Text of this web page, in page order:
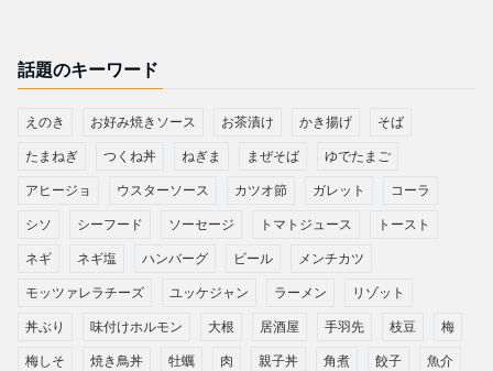
話題のキーワード
えのき お好み焼きソース お茶漬け かき揚げ そば
たまねぎ つくね丼 ねぎま まぜそば ゆでたまご
アヒージョ ウスターソース カツオ節 ガレット コーラ
シソ シーフード ソーセージ トマトジュース トースト
ネギ ネギ塩 ハンバーグ ビール メンチカツ
モッツァレラチーズ ユッケジャン ラーメン リゾット
丼ぶり 味付けホルモン 大根 居酒屋 手羽先 枝豆 梅
梅しそ 焼き鳥丼 牡蠣 肉 親子丼 角煮 餃子 魚介